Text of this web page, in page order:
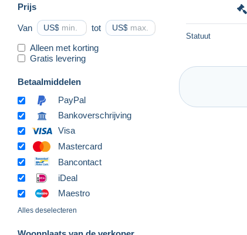
Prijs
Van US$ tot US$
Alleen met korting
Gratis levering
Betaalmiddelen
PayPal
Bankoverschrijving
Visa
Mastercard
Bancontact
iDeal
Maestro
Alles deselecteren
Statuut